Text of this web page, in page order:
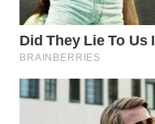
SERDANG
WN
TINGGI